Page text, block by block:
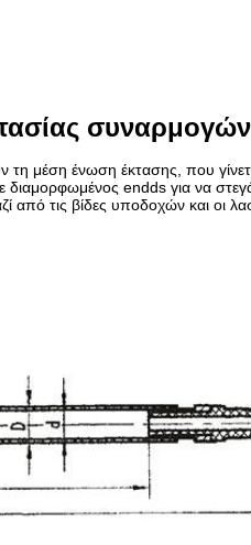
τη μέση ένωση έκτασης, που
endds για να
τις βίδες υποδοχών και οι